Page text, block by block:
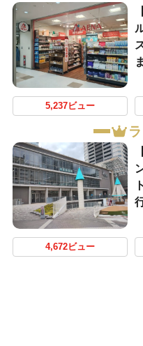
5,237ビュー
4,672ビュー